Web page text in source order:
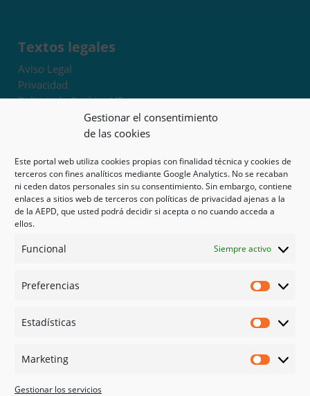
Gestionar el consentimiento
de las cookies
Este portal web utiliza cookies propias con finalidad técnica y cookies de
terceros con fines analíticos mediante Google Analytics. No se recaban
ni ceden datos personales sin su consentimiento. Sin embargo, contiene
enlaces a sitios web de terceros con políticas de privacidad ajenas a la
de la AEPD, que usted podrá decidir si acepta o no cuando acceda a
ellos.
Funcional Siempre activo
Preferencias
Estadísticas
Marketing
Gestionar los servicios
Textos legales
Aviso Legal
Privacidad
Política de Cookies UE
Términos y condiciones
Exoneración de responsabilidad
Mapa del sitio
Mi cuenta
Tienda
Psicología en Murcia
Guías
Redes sociales
Instagram
Linked in